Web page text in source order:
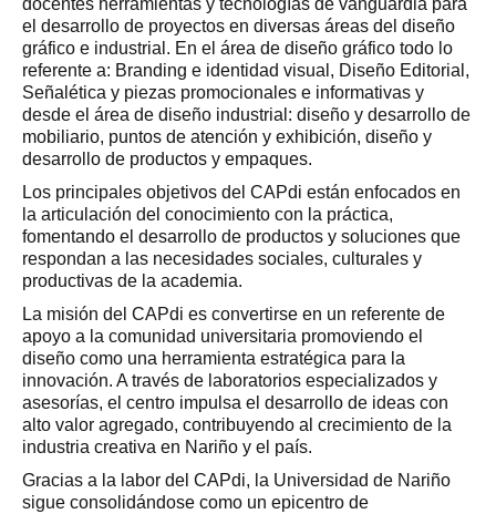
docentes herramientas y tecnologías de vanguardia para
el desarrollo de proyectos en diversas áreas del diseño
gráfico e industrial. En el área de diseño gráfico todo lo
referente a: Branding e identidad visual, Diseño Editorial,
Señalética y piezas promocionales e informativas y
desde el área de diseño industrial: diseño y desarrollo de
mobiliario, puntos de atención y exhibición, diseño y
desarrollo de productos y empaques.
Los principales objetivos del CAPdi están enfocados en
la articulación del conocimiento con la práctica,
fomentando el desarrollo de productos y soluciones que
respondan a las necesidades sociales, culturales y
productivas de la academia.
La misión del CAPdi es convertirse en un referente de
apoyo a la comunidad universitaria promoviendo el
diseño como una herramienta estratégica para la
innovación. A través de laboratorios especializados y
asesorías, el centro impulsa el desarrollo de ideas con
alto valor agregado, contribuyendo al crecimiento de la
industria creativa en Nariño y el país.
Gracias a la labor del CAPdi, la Universidad de Nariño
sigue consolidándose como un epicentro de